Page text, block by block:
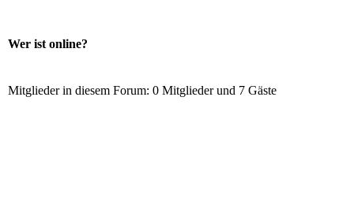
Wer ist online?
Mitglieder in diesem Forum: 0 Mitglieder und 7 Gäste